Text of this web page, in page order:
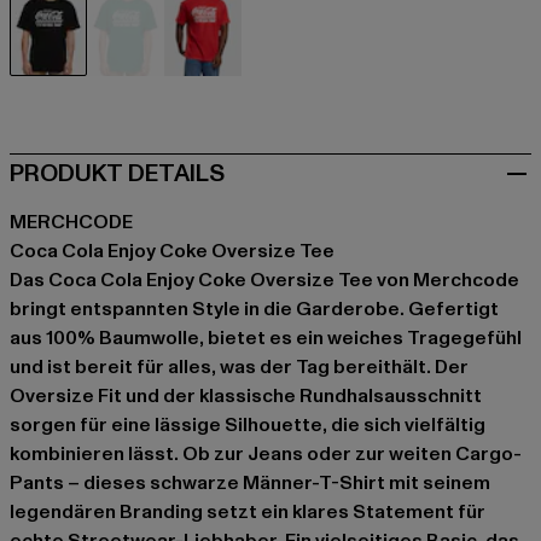
PRODUKT DETAILS
MERCHCODE
Coca Cola Enjoy Coke Oversize Tee
Das Coca Cola Enjoy Coke Oversize Tee von Merchcode
bringt entspannten Style in die Garderobe. Gefertigt
aus 100% Baumwolle, bietet es ein weiches Tragegefühl
und ist bereit für alles, was der Tag bereithält. Der
Oversize Fit und der klassische Rundhalsausschnitt
sorgen für eine lässige Silhouette, die sich vielfältig
kombinieren lässt. Ob zur Jeans oder zur weiten Cargo-
Pants – dieses schwarze Männer-T-Shirt mit seinem
legendären Branding setzt ein klares Statement für